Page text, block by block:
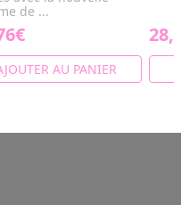
de ...
AU PANIER